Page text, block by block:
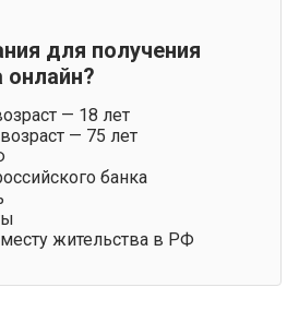
для получения
онлайн?
— 18 лет
— 75 лет
банка
жительства в РФ